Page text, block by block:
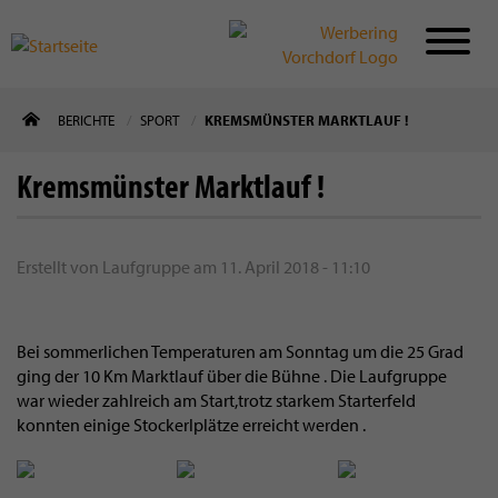
zum
BERICHTE SPORT KREMSMÜNSTER MARKTLAUF !
Kremsmünster Marktlauf !
Erstellt von Laufgruppe am 11. April 2018 - 11:10
Bei sommerlichen Temperaturen am Sonntag um die 25 Grad
ging der 10 Km Marktlauf über die Bühne . Die Laufgruppe
war wieder zahlreich am Start,trotz starkem Starterfeld
konnten einige Stockerlplätze erreicht werden .